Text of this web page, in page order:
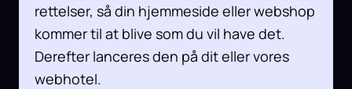
rettelser, så din hjemmeside eller webshop
kommer til at blive som du vil have det.
Derefter lanceres den på dit eller vores
webhotel.